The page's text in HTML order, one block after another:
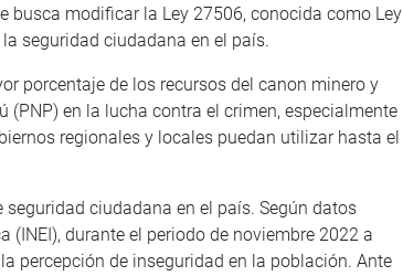
busca modificar la Ley 27506, conocida como Ley
seguridad ciudadana en el país.
porcentaje de los recursos del canon minero y
en la lucha contra el crimen, especialmente
regionales y locales puedan utilizar hasta el
ciudadana en el país. Según datos
durante el periodo de noviembre 2022 a
percepción de inseguridad en la población. Ante